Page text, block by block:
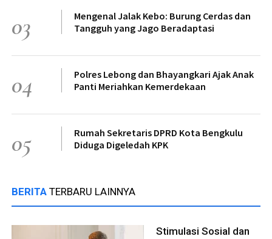
03
Mengenal Jalak Kebo: Burung Cerdas dan
Tangguh yang Jago Beradaptasi
04
Polres Lebong dan Bhayangkari Ajak Anak
Panti Meriahkan Kemerdekaan
05
Rumah Sekretaris DPRD Kota Bengkulu
Diduga Digeledah KPK
BERITA TERBARU LAINNYA
Stimulasi Sosial dan